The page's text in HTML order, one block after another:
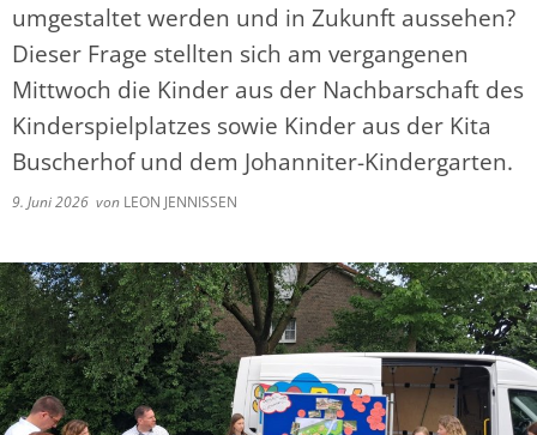
umgestaltet werden und in Zukunft aussehen?
Dieser Frage stellten sich am vergangenen
Mittwoch die Kinder aus der Nachbarschaft des
Kinderspielplatzes sowie Kinder aus der Kita
Buscherhof und dem Johanniter-Kindergarten.
9. Juni 2026 von LEON JENNISSEN